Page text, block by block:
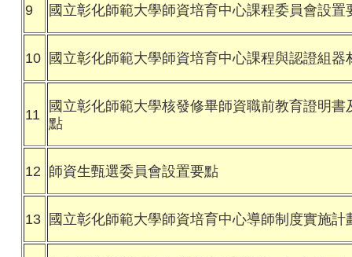
9 國立彰化師範大學師資培育中心課程委員會設置
10 國立彰化師範大學師資培育中心課程與認證組器
11
國立彰化師範大學核發修畢師資職前教育證明
點
12 師資生甄選委員會設置要點
13 國立彰化師範大學師資培育中心導師制度實施計